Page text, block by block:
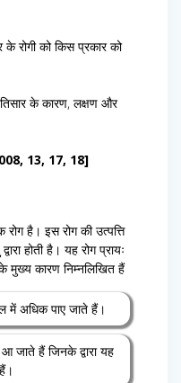
रोगी को किस प्रकार को
के कारण, लक्षण और
13, 17, 18]
है। इस रोग की उत्पत्ति
होती है। यह रोग प्रायः
मुख्य कारण निम्नलिखित हैं
में अधिक पाए जाते हैं।
जाते हैं जिनके द्वारा यह